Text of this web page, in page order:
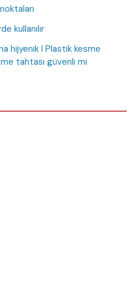
kullanılır
hijyenik I Plastik kesme
tahtası güvenli mi